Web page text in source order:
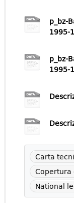
p_bz-
1995-
p_bz-
1995-
Carta
Copertura
National